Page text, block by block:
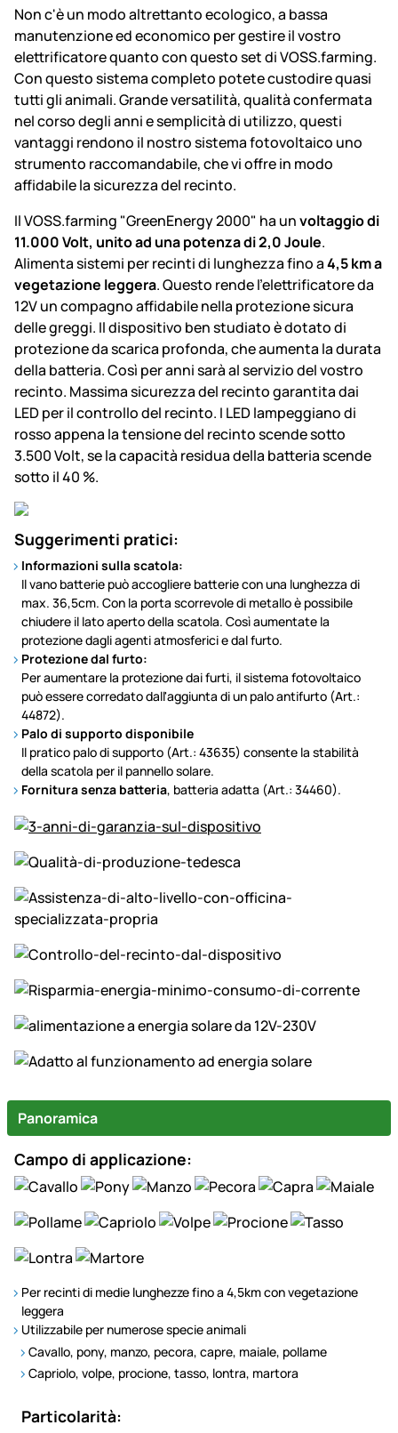
Non c'è un modo altrettanto ecologico, a bassa
manutenzione ed economico per gestire il vostro
elettrificatore quanto con questo set di VOSS.farming.
Con questo sistema completo potete custodire quasi
tutti gli animali. Grande versatilità, qualità confermata
nel corso degli anni e semplicità di utilizzo, questi
vantaggi rendono il nostro sistema fotovoltaico uno
strumento raccomandabile, che vi offre in modo
affidabile la sicurezza del recinto.
Il VOSS.farming "GreenEnergy 2000" ha unvoltaggio di
11.000 Volt, unito ad una potenza di 2,0 Joule.
Alimenta sistemi per recinti di lunghezza fino a4,5 km a
vegetazione leggera. Questo rende l'elettrificatore da
12V un compagno affidabile nella protezione sicura
delle greggi. Il dispositivo ben studiato è dotato di
protezione da scarica profonda, che aumenta la durata
della batteria. Così per anni sarà al servizio del vostro
recinto. Massima sicurezza del recinto garantita dai
LED per il controllo del recinto. I LED lampeggiano di
rosso appena la tensione del recinto scende sotto
3.500 Volt, se la capacità residua della batteria scende
sotto il 40 %.
Suggerimenti pratici:
Informazioni sulla scatola:
Il vano batterie può accogliere batterie con una lunghezza di
max. 36,5cm. Con la porta scorrevole di metallo è possibile
chiudere il lato aperto della scatola. Così aumentate la
protezione dagli agenti atmosferici e dal furto.
Protezione dal furto:
Per aumentare la protezione dai furti, il sistema fotovoltaico
può essere corredato dall'aggiunta di un palo antifurto (Art.:
44872).
Palo di supporto disponibile
Il pratico palo di supporto (Art.: 43635) consente la stabilità
della scatola per il pannello solare.
Fornitura senza batteria, batteria adatta (Art.: 34460).
Panoramica
Campo di applicazione:
Per recinti di medie lunghezze fino a 4,5km con vegetazione
leggera
Utilizzabile per numerose specie animali
Cavallo, pony, manzo, pecora, capre, maiale, pollame
Capriolo, volpe, procione, tasso, lontra, martora
Particolarità: